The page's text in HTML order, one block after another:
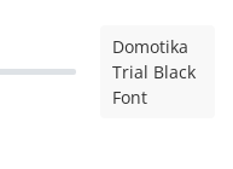
Domotika
Trial Black
Font